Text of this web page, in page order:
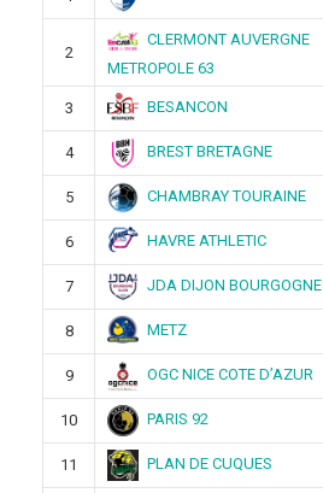
2
CLERMONT AUVERGNE
METROPOLE 63
3 BESANCON
4 BREST BRETAGNE
5 CHAMBRAY TOURAINE
6 HAVRE ATHLETIC
7 JDA DIJON BOURGOGNE
8 METZ
9 OGC NICE COTE D’AZUR
10 PARIS 92
11 PLAN DE CUQUES